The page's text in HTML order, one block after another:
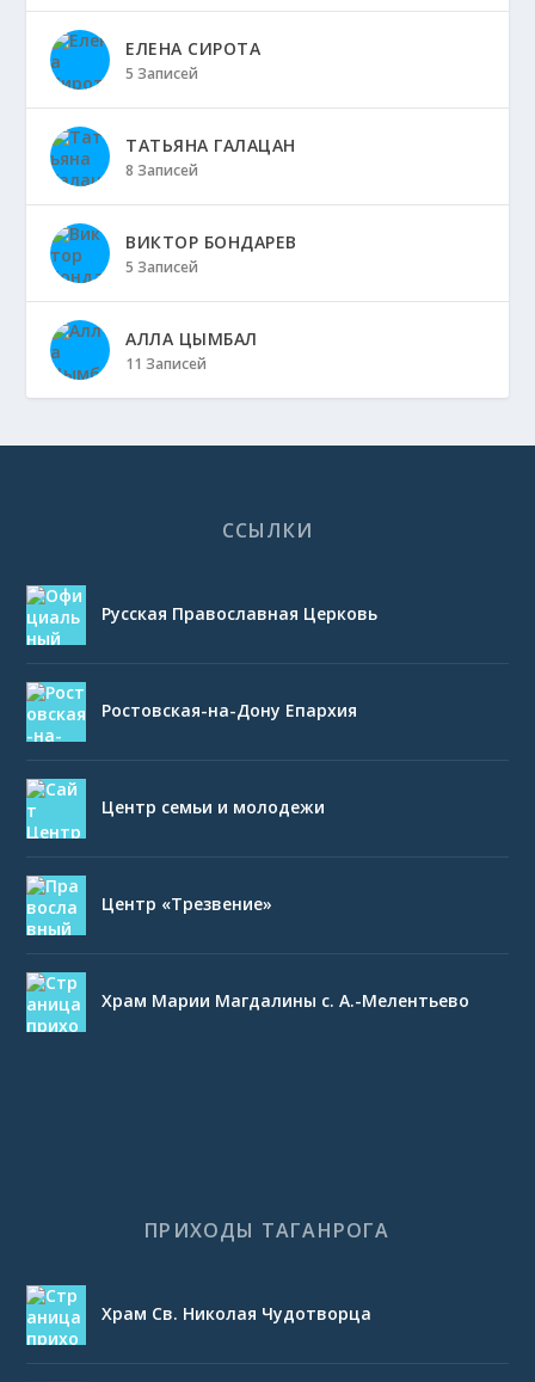
ЕЛЕНА СИРОТА
5 Записей
ТАТЬЯНА ГАЛАЦАН
8 Записей
ВИКТОР БОНДАРЕВ
5 Записей
АЛЛА ЦЫМБАЛ
11 Записей
ССЫЛКИ
Русская Православная Церковь
Ростовская-на-Дону Епархия
Центр семьи и молодежи
Центр «Трезвение»
Храм Марии Магдалины с. А.-Мелентьево
ПРИХОДЫ ТАГАНРОГА
Храм Св. Николая Чудотворца